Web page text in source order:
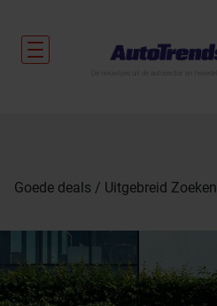
Goede deals Uitgebreid Zoeken